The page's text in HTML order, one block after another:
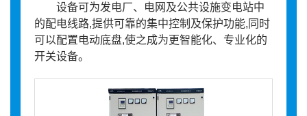
设备可为发电厂、电网及公共设施变电站中
的配电线路,提供可靠的集中控制及保护功能,同时
可以配置电动底盘,使之成为更智能化、专业化的
开关设备。